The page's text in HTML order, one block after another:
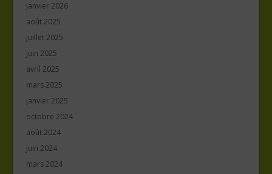
janvier 2026
août 2025
juillet 2025
juin 2025
avril 2025
mars 2025
janvier 2025
octobre 2024
août 2024
juin 2024
mars 2024